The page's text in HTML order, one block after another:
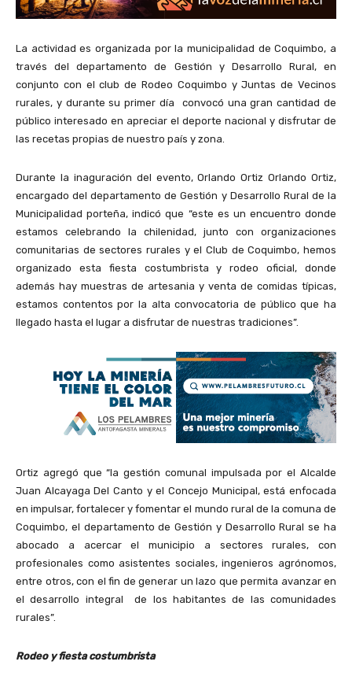
La actividad es organizada por la municipalidad de Coquimbo, a
través del departamento de Gestión y Desarrollo Rural, en
conjunto con el club de Rodeo Coquimbo y Juntas de Vecinos
rurales, y durante su primer día convocó una gran cantidad de
público interesado en apreciar el deporte nacional y disfrutar de
las recetas propias de nuestro país y zona.
Durante la inaguración del evento, Orlando Ortiz Orlando Ortiz,
encargado del departamento de Gestión y Desarrollo Rural de la
Municipalidad porteña, indicó que “este es un encuentro donde
estamos celebrando la chilenidad, junto con organizaciones
comunitarias de sectores rurales y el Club de Coquimbo, hemos
organizado esta fiesta costumbrista y rodeo oficial, donde
además hay muestras de artesania y venta de comidas típicas,
estamos contentos por la alta convocatoria de público que ha
llegado hasta el lugar a disfrutar de nuestras tradiciones”.
Ortiz agregó que “la gestión comunal impulsada por el Alcalde
Juan Alcayaga Del Canto y el Concejo Municipal, está enfocada
en impulsar, fortalecer y fomentar el mundo rural de la comuna de
Coquimbo, el departamento de Gestión y Desarrollo Rural se ha
abocado a acercar el municipio a sectores rurales, con
profesionales como asistentes sociales, ingenieros agrónomos,
entre otros, con el fin de generar un lazo que permita avanzar en
el desarrollo integral de los habitantes de las comunidades
rurales”.
Rodeo y fiesta costumbrista